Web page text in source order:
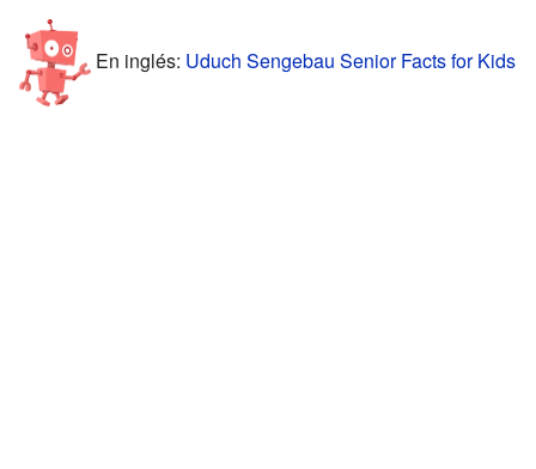
En inglés: Uduch Sengebau Senior Facts for Kids